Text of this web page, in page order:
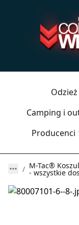
Odzież
Camping i
Producenci
M-Tac®
- wszystkie